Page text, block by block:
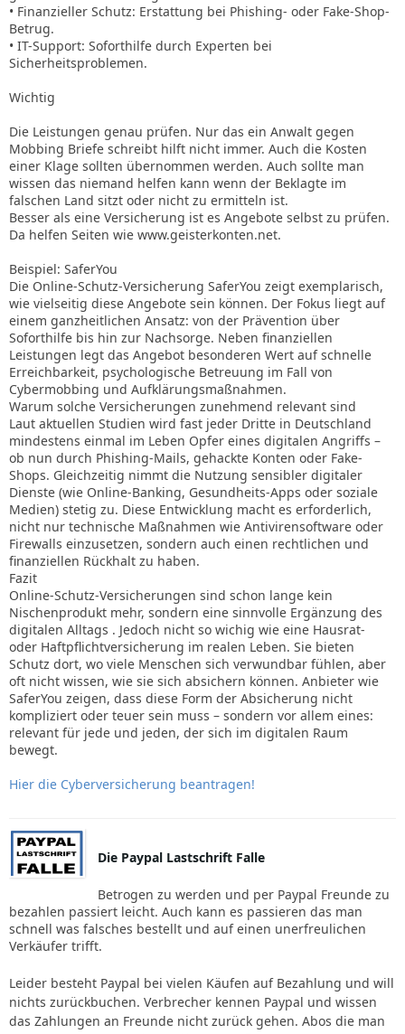
• Finanzieller Schutz: Erstattung bei Phishing- oder Fake-Shop-
Betrug.
• IT-Support: Soforthilfe durch Experten bei
Sicherheitsproblemen.
Wichtig
Die Leistungen genau prüfen. Nur das ein Anwalt gegen
Mobbing Briefe schreibt hilft nicht immer. Auch die Kosten
einer Klage sollten übernommen werden. Auch sollte man
wissen das niemand helfen kann wenn der Beklagte im
falschen Land sitzt oder nicht zu ermitteln ist.
Besser als eine Versicherung ist es Angebote selbst zu prüfen.
Da helfen Seiten wie www.geisterkonten.net.
Beispiel: SaferYou
Die Online-Schutz-Versicherung SaferYou zeigt exemplarisch,
wie vielseitig diese Angebote sein können. Der Fokus liegt auf
einem ganzheitlichen Ansatz: von der Prävention über
Soforthilfe bis hin zur Nachsorge. Neben finanziellen
Leistungen legt das Angebot besonderen Wert auf schnelle
Erreichbarkeit, psychologische Betreuung im Fall von
Cybermobbing und Aufklärungsmaßnahmen.
Warum solche Versicherungen zunehmend relevant sind
Laut aktuellen Studien wird fast jeder Dritte in Deutschland
mindestens einmal im Leben Opfer eines digitalen Angriffs –
ob nun durch Phishing-Mails, gehackte Konten oder Fake-
Shops. Gleichzeitig nimmt die Nutzung sensibler digitaler
Dienste (wie Online-Banking, Gesundheits-Apps oder soziale
Medien) stetig zu. Diese Entwicklung macht es erforderlich,
nicht nur technische Maßnahmen wie Antivirensoftware oder
Firewalls einzusetzen, sondern auch einen rechtlichen und
finanziellen Rückhalt zu haben.
Fazit
Online-Schutz-Versicherungen sind schon lange kein
Nischenprodukt mehr, sondern eine sinnvolle Ergänzung des
digitalen Alltags . Jedoch nicht so wichig wie eine Hausrat-
oder Haftpflichtversicherung im realen Leben. Sie bieten
Schutz dort, wo viele Menschen sich verwundbar fühlen, aber
oft nicht wissen, wie sie sich absichern können. Anbieter wie
SaferYou zeigen, dass diese Form der Absicherung nicht
kompliziert oder teuer sein muss – sondern vor allem eines:
relevant für jede und jeden, der sich im digitalen Raum
bewegt.
Hier die Cyberversicherung beantragen!
Die Paypal Lastschrift Falle
Betrogen zu werden und per Paypal Freunde zu
bezahlen passiert leicht. Auch kann es passieren das man
schnell was falsches bestellt und auf einen unerfreulichen
Verkäufer trifft.
Leider besteht Paypal bei vielen Käufen auf Bezahlung und will
nichts zurückbuchen. Verbrecher kennen Paypal und wissen
das Zahlungen an Freunde nicht zurück gehen. Abos die man